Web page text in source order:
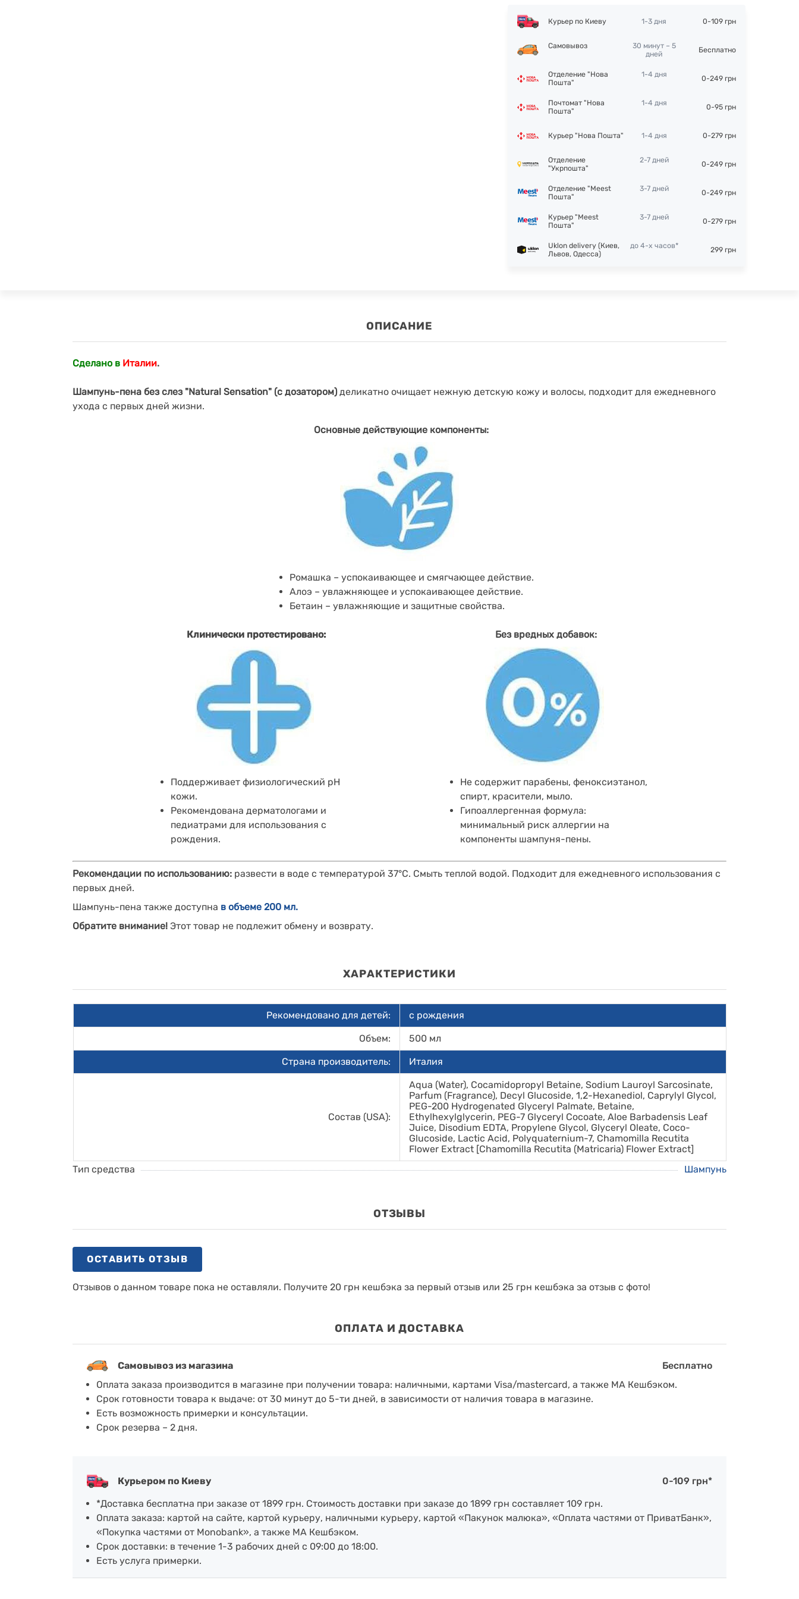
Курьер по Киеву 1-3 дня 0-109 грн
Самовывоз
30 минут – 5
дней
Бесплатно
Отделение "Нова
Пошта"
1-4 дня 0-249 грн
Почтомат "Нова
Пошта"
1-4 дня 0-95 грн
Курьер "Нова Пошта" 1-4 дня 0-279 грн
Отделение
"Укрпошта"
2-7 дней 0-249 грн
Отделение "Meest
Пошта"
3-7 дней 0-249 грн
Курьер "Meest
Пошта"
3-7 дней 0-279 грн
Uklon delivery (Киев,
Львов, Одесса)
до 4-х часов* 299 грн
ОПИСАНИЕ
Сделано в Италии.
Шампунь-пена без слез "Natural Sensation" (с дозатором)деликатно очищает нежную детскую кожу и волосы, подходит для ежедневного
ухода с первых дней жизни.
Основные действующие компоненты:
Ромашка – успокаивающее и смягчающее действие.
Алоэ – увлажняющее и успокаивающее действие.
Бетаин – увлажняющие и защитные свойства.
Клинически протестировано:
Поддерживает физиологический pH
кожи.
Рекомендована дерматологами и
педиатрами для использования с
рождения.
Без вредных добавок:
Не содержит парабены, феноксиэтанол,
спирт, красители, мыло.
Гипоаллергенная формула:
минимальный риск аллергии на
компоненты шампуня-пены.
Рекомендации по использованию: развести в воде с температурой 37°С. Смыть теплой водой. Подходит для ежедневного использования с
первых дней.
Шампунь-пена также доступна в объеме 200 мл.
Обратите внимание! Этот товар не подлежит обмену и возврату.
ХАРАКТЕРИСТИКИ
Рекомендовано для детей: с рождения
Объем: 500 мл
Страна производитель: Италия
Состав (USA):
Aqua (Water), Cocamidopropyl Betaine, Sodium Lauroyl Sarcosinate,
Parfum (Fragrance), Decyl Glucoside, 1,2-Hexanediol, Caprylyl Glycol,
PEG-200 Hydrogenated Glyceryl Palmate, Betaine,
Ethylhexylglycerin, PEG-7 Glyceryl Cocoate, Aloe Barbadensis Leaf
Juice, Disodium EDTA, Propylene Glycol, Glyceryl Oleate, Coco-
Glucoside, Lactic Acid, Polyquaternium-7, Chamomilla Recutita
Flower Extract [Chamomilla Recutita (Matricaria) Flower Extract]
Тип средства
Шампунь
ОТЗЫВЫ
ОСТАВИТЬ ОТЗЫВ
Отзывов о данном товаре пока не оставляли. Получите 20 грн кешбэка за первый отзыв или 25 грн кешбэка за отзыв с фото!
ОПЛАТА И ДОСТАВКА
Самовывоз из магазина
Бесплатно
Оплата заказа производится в магазине при получении товара: наличными, картами Visa/mastercard, а также МА Кешбэком.
Срок готовности товара к выдаче: от 30 минут до 5-ти дней, в зависимости от наличия товара в магазине.
Есть возможность примерки и консультации.
Срок резерва – 2 дня.
Курьером по Киеву
0-109 грн*
*Доставка бесплатна при заказе от 1899 грн. Стоимость доставки при заказе до 1899 грн составляет 109 грн.
Оплата заказа: картой на сайте, картой курьеру, наличными курьеру, картой «Пакунок малюка», «Оплата частями от ПриватБанк»,
«Покупка частями от Monobank», а также МА Кешбэком.
Срок доставки: в течение 1-3 рабочих дней с 09:00 до 18:00.
Есть услуга примерки.